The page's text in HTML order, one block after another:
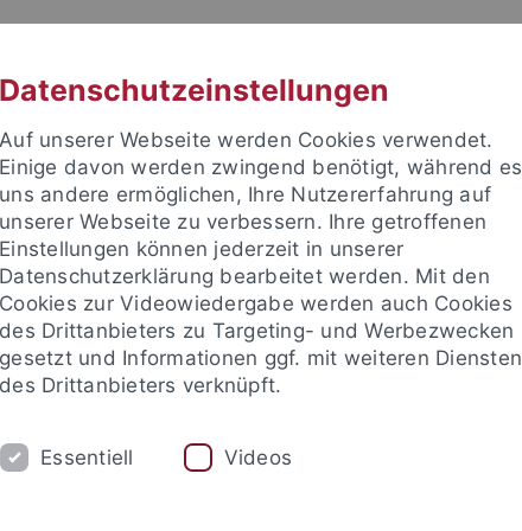
Datenschutzeinstellungen
Auf unserer Webseite werden Cookies verwendet.
Einige davon werden zwingend benötigt, während es
uns andere ermöglichen, Ihre Nutzererfahrung auf
unserer Webseite zu verbessern. Ihre getroffenen
Einstellungen können jederzeit in unserer
Datenschutzerklärung bearbeitet werden. Mit den
Cookies zur Videowiedergabe werden auch Cookies
des Drittanbieters zu Targeting- und Werbezwecken
gesetzt und Informationen ggf. mit weiteren Diensten
des Drittanbieters verknüpft.
Essentiell Videos